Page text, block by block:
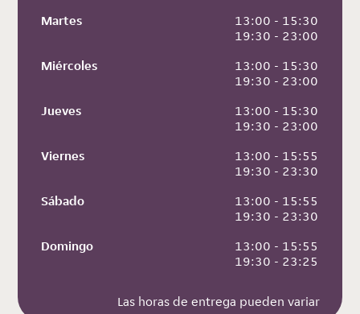
Martes
13:00 - 15:30
19:30 - 23:00
Miércoles
13:00 - 15:30
19:30 - 23:00
Jueves
13:00 - 15:30
19:30 - 23:00
Viernes
13:00 - 15:55
19:30 - 23:30
Sábado
13:00 - 15:55
19:30 - 23:30
Domingo
13:00 - 15:55
19:30 - 23:25
Las horas de entrega pueden variar